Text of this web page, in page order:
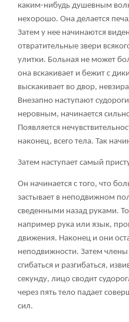
каким-нибудь душевным
нехорошо. Она делается
Затем у нее начинаются
отвратительные звери
улитки. Больная не может
она вскакивает и бежит с
выскакивает во двор,
Внезапно наступают
неровным, начинается
Появляется
наконец, всего тела. Так
Затем наступает самый
Он начинается с того, что
застывает в неподвижном
сведенными назад руками.
например рука или язык,
движения. Наконец и они
неподвижности. Затем
сгибаться и разгибаться,
секунду, лицо сводит
через пять тело падает
сил.